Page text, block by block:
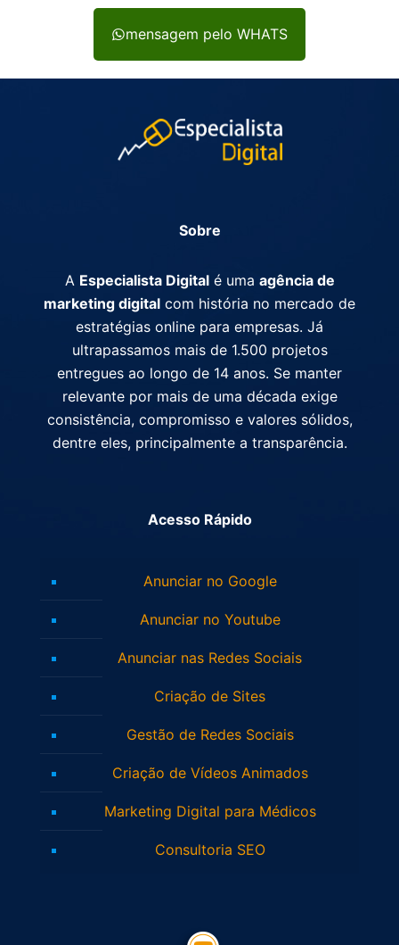
mensagem pelo WHATS
Sobre
A Especialista Digitalé uma agência de
marketing digital com história no mercado de
estratégias online para empresas. Já
ultrapassamos mais de 1.500 projetos
entregues ao longo de 14 anos. Se manter
relevante por mais de uma década exige
consistência, compromisso e valores sólidos,
dentre eles, principalmente a transparência.
Acesso Rápido
Anunciar no Google
Anunciar no Youtube
Anunciar nas Redes Sociais
Criação de Sites
Gestão de Redes Sociais
Criação de Vídeos Animados
Marketing Digital para Médicos
Consultoria SEO